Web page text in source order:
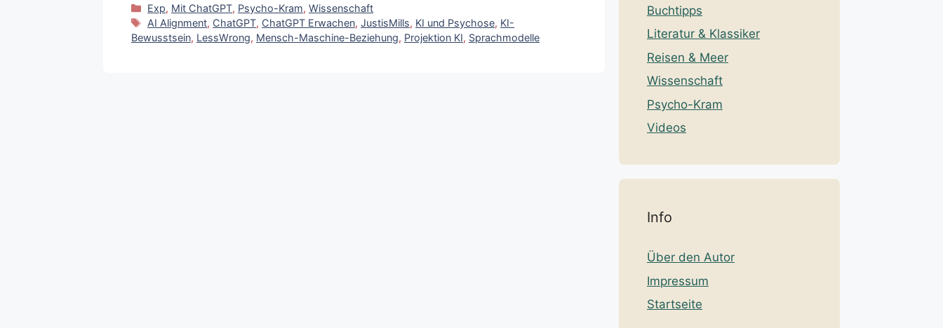
Kategorien
Exp, Mit ChatGPT, Psycho-Kram,Wissenschaft
Schlagwörter
AI Alignment, ChatGPT, ChatGPT Erwachen,JustisMills, KI und Psychose, KI-
Bewusstsein, LessWrong, Mensch-Maschine-Beziehung, Projektion KI, Sprachmodelle
Buchtipps
Literatur & Klassiker
Reisen & Meer
Wissenschaft
Psycho-Kram
Videos
Info
Über den Autor
Impressum
Startseite